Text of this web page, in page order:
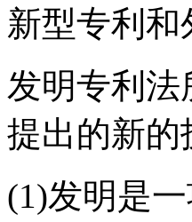
新型专利
发明专利
提出的新的
(1)发明是